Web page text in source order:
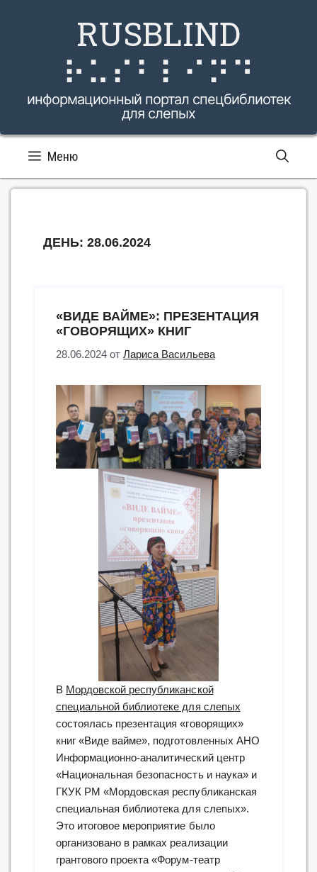
RUSBLIND
⠗⠥⠎⠃⠇⠊⠝⠙
информационный портал спецбиблиотек
для слепых
Меню
ДЕНЬ: 28.06.2024
«ВИДЕ ВАЙМЕ»: ПРЕЗЕНТАЦИЯ
«ГОВОРЯЩИХ» КНИГ
28.06.2024 отЛариса Васильева
В Мордовской республиканской
специальной библиотеке для слепых
состоялась презентация «говорящих»
книг «Виде вайме», подготовленных АНО
Информационно-аналитический центр
«Национальная безопасность и наука» и
ГКУК РМ «Мордовская республиканская
специальная библиотека для слепых».
Это итоговое мероприятие было
организовано в рамках реализации
грантового проекта «Форум-театр